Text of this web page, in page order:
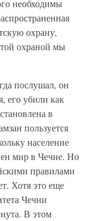
необходимы
охрану,
охраной мы
послушал, он
его убили как
в
пользуется
население
мир в Чечне. Но
правилами
Хотя это еще
Чечни
В этом